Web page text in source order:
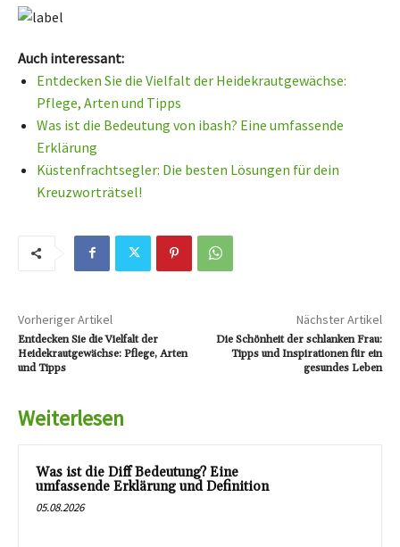
Auch interessant:
Entdecken Sie die Vielfalt der Heidekrautgewächse:
Pflege, Arten und Tipps
Was ist die Bedeutung von ibash? Eine umfassende
Erklärung
Küstenfrachtsegler: Die besten Lösungen für dein
Kreuzworträtsel!
Vorheriger Artikel
Entdecken Sie die Vielfalt der
Heidekrautgewächse: Pflege, Arten
und Tipps
Nächster Artikel
Die Schönheit der schlanken Frau:
Tipps und Inspirationen für ein
gesundes Leben
Weiterlesen
Was ist die Diff Bedeutung? Eine
umfassende Erklärung und Definition
05.08.2026